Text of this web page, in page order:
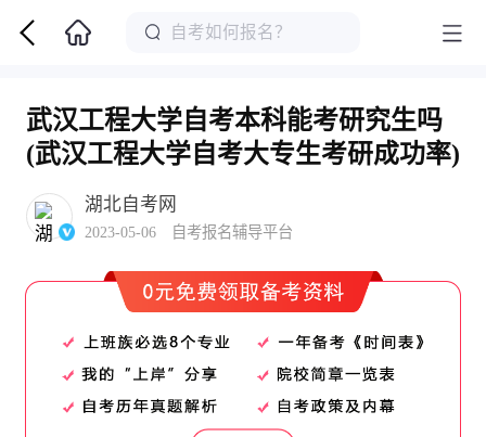
武汉工程大学自考本科能考研究生吗
(武汉工程大学自考大专生考研成功率)
湖北自考网
2023-05-06 自考报名辅导平台